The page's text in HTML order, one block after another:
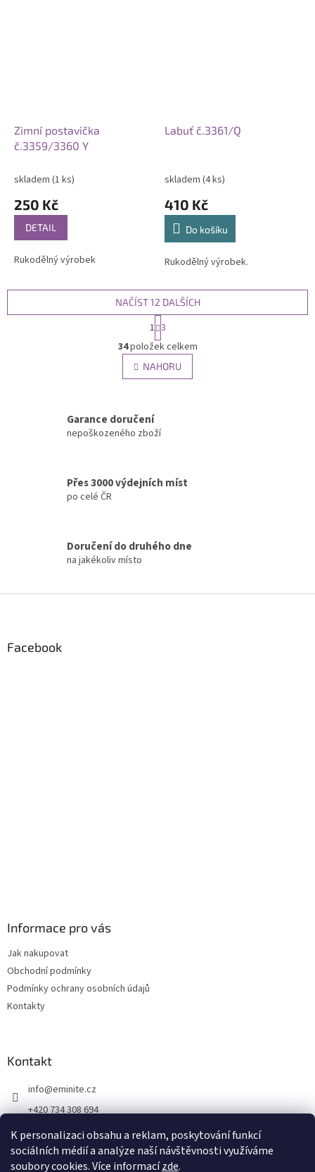
K personalizaci obsahu a reklam, poskytování funkcí
sociálních médií a analýze naší návštěvnosti využíváme
soubory cookies. Více informacízde.
Zimní postavička
č.3359/3360 Y
skladem (1 ks)
250 Kč
DETAIL
Rukodělný výrobek
Labuť č.3361/Q
skladem (4 ks)
410 Kč
Do košíku
Rukodělný výrobek.
O
v
l
á
í
k
p
i
NAČÍST 12 DALŠÍCH
t
r
á
n
k
n
í
1 3
34položek celkem
NAHORU
Garance doručení
nepoškozeného zboží
Přes 3000 výdejních míst
po celé ČR
Doručení do druhého dne
na jakékoliv místo
Facebook
Informace pro vás
Jak nakupovat
Obchodní podmínky
Podmínky ochrany osobních údajů
Kontakty
Kontakt
info@eminite.cz
+420 734 308 694
Eminite.cz